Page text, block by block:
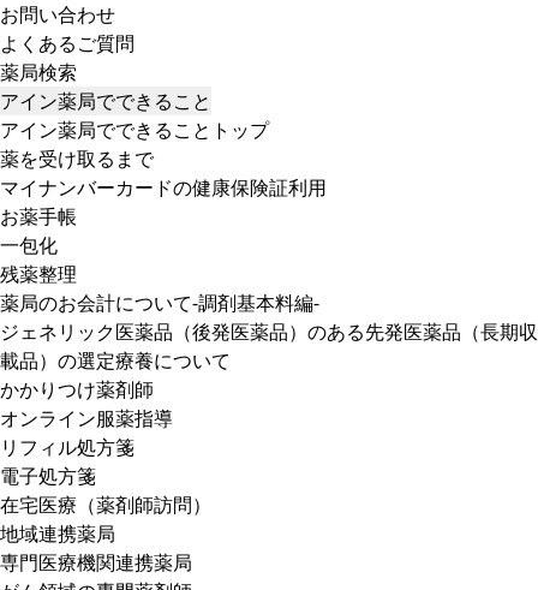
お問い合わせ
よくあるご質問
薬局検索
アイン薬局でできること
アイン薬局でできることトップ
薬を受け取るまで
マイナンバーカードの健康保険証利用
お薬手帳
一包化
残薬整理
薬局のお会計について-調剤基本料編-
ジェネリック医薬品（後発医薬品）のある先発医薬品（長期収
載品）の選定療養について
かかりつけ薬剤師
オンライン服薬指導
リフィル処方箋
電子処方箋
在宅医療（薬剤師訪問）
地域連携薬局
専門医療機関連携薬局